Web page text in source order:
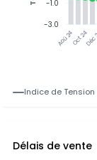
Aoû 24Oct 24
-1.0
-3.0
Indice de
Délais de vente